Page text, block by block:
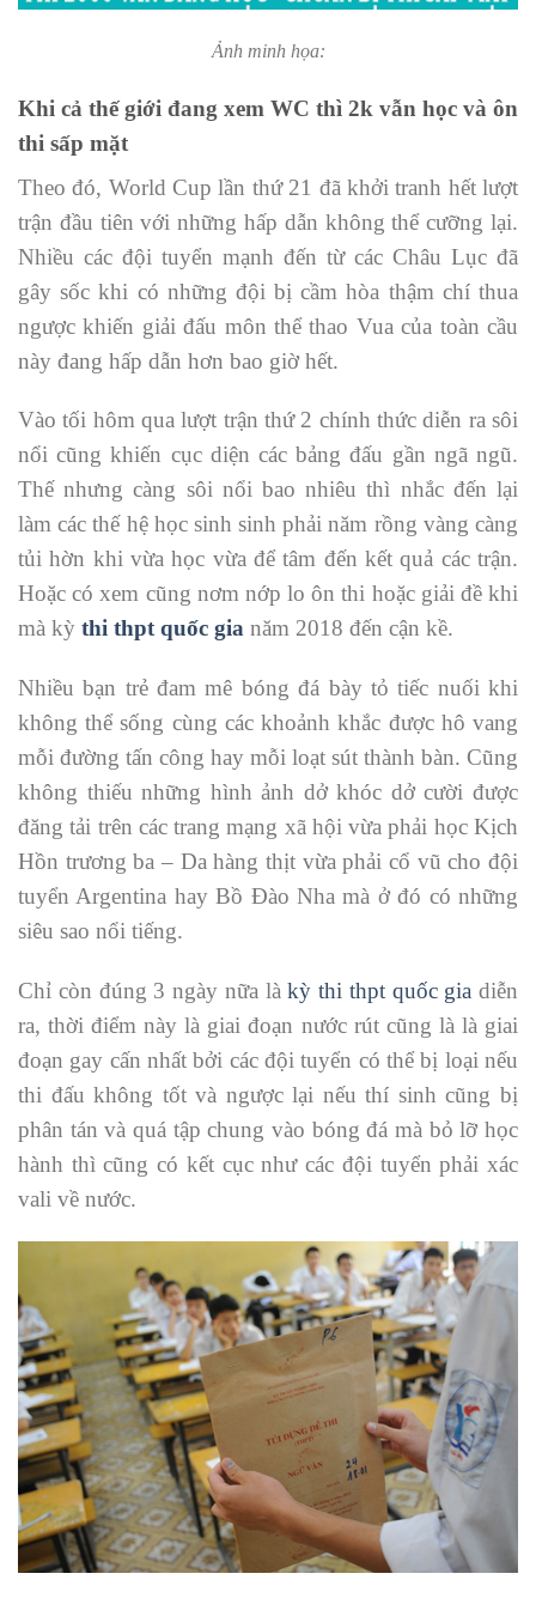
Ảnh minh họa:
Khi cả thế giới đang xem WC thì 2k vẫn học và ôn
thi sấp mặt
Theo đó, World Cup lần thứ 21 đã khởi tranh hết lượt
trận đầu tiên với những hấp dẫn không thể cưỡng lại.
Nhiều các đội tuyển mạnh đến từ các Châu Lục đã
gây sốc khi có những đội bị cầm hòa thậm chí thua
ngược khiến giải đấu môn thể thao Vua của toàn cầu
này đang hấp dẫn hơn bao giờ hết.
Vào tối hôm qua lượt trận thứ 2 chính thức diễn ra sôi
nổi cũng khiến cục diện các bảng đấu gần ngã ngũ.
Thế nhưng càng sôi nổi bao nhiêu thì nhắc đến lại
làm các thế hệ học sinh sinh phải năm rồng vàng càng
tủi hờn khi vừa học vừa để tâm đến kết quả các trận.
Hoặc có xem cũng nơm nớp lo ôn thi hoặc giải đề khi
mà kỳ thi thpt quốc gia năm 2018 đến cận kề.
Nhiều bạn trẻ đam mê bóng đá bày tỏ tiếc nuối khi
không thể sống cùng các khoảnh khắc được hô vang
mỗi đường tấn công hay mỗi loạt sút thành bàn. Cũng
không thiếu những hình ảnh dở khóc dở cười được
đăng tải trên các trang mạng xã hội vừa phải học Kịch
Hồn trương ba – Da hàng thịt vừa phải cổ vũ cho đội
tuyển Argentina hay Bồ Đào Nha mà ở đó có những
siêu sao nổi tiếng.
Chỉ còn đúng 3 ngày nữa làkỳ thi thpt quốc gia diễn
ra, thời điểm này là giai đoạn nước rút cũng là là giai
đoạn gay cấn nhất bởi các đội tuyển có thể bị loại nếu
thi đấu không tốt và ngược lại nếu thí sinh cũng bị
phân tán và quá tập chung vào bóng đá mà bỏ lỡ học
hành thì cũng có kết cục như các đội tuyển phải xác
vali về nước.